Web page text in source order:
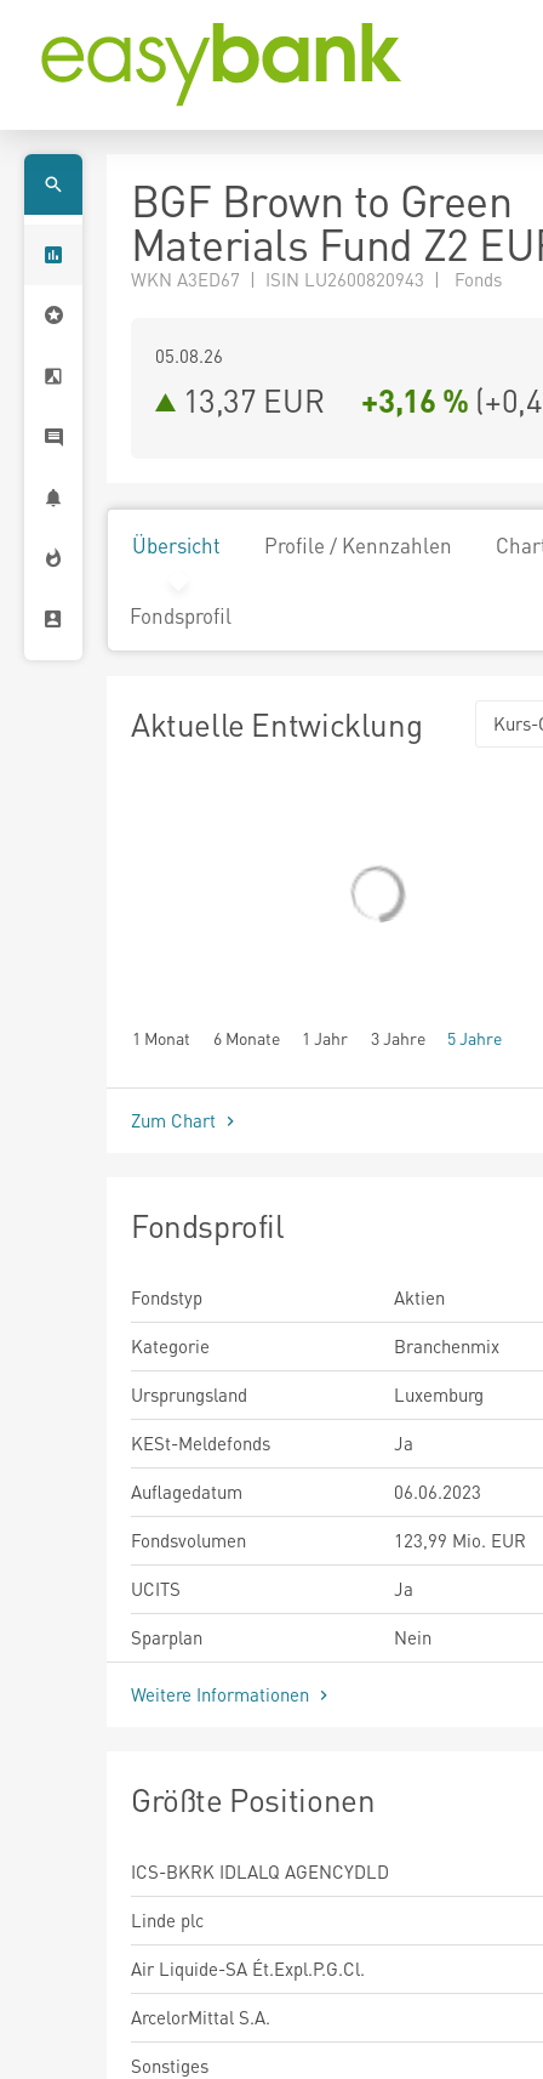
BGF Brown to Green
Materials Fund Z2
WKN A3ED67 | ISIN LU2600820943 | Fonds
05.08.26
13,37 EUR +3,16 % (
Übersicht Profile / Kennzahlen
Fondsprofil
Aktuelle Entwicklung Kurs-
1 Monat 6 Monate 1 Jahr 3 Jahre 5 Jahre
seit Beginn
Zum Chart
Fondsprofil
Fondstyp
Aktien
Kategorie
Branchenmix
Ursprungsland
Luxemburg
KESt-Meldefonds
Ja
Auflagedatum
06.06.2023
Fondsvolumen
123,99 Mio. EUR
UCITS
Ja
Sparplan
Nein
Weitere Informationen
Größte Positionen
ICS-BKRK IDLALQ AGENCYDLD
Linde plc
Air Liquide-SA Ét.Expl.P.G.Cl.
ArcelorMittal S.A.
Sonstiges